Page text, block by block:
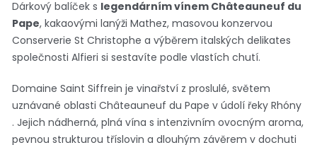
Dárkový balíček s legendárním vínem Châteauneuf du
Pape, kakaovými lanýži Mathez, masovou konzervou
Conserverie St Christophe a výběrem italských delikates
společnosti Alfieri si sestavíte podle vlastích chutí.
Domaine Saint Siffrein je vinařství z proslulé, světem
uznávané oblasti Châteauneuf du Pape v údolí řeky Rhóny
. Jejich nádherná, plná vína s intenzivním ovocným aroma,
pevnou strukturou tříslovin a dlouhým závěrem v dochuti